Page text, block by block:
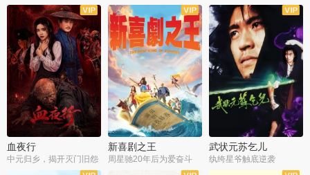
血夜行
中元归乡，揭开灭门旧怨
新喜剧之王
周星驰20年后为爱奋斗
武状元苏乞儿
纨绔星爷触底逆袭